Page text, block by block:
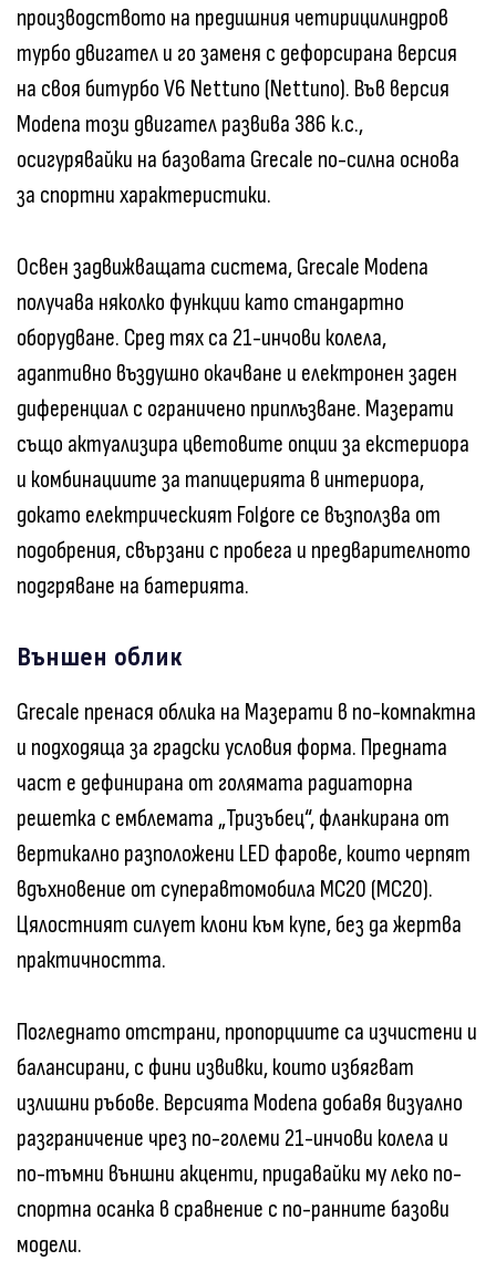
производството на предишния четирицилиндров
турбо двигател и го заменя с дефорсирана версия
на своя битурбо V6 Nettuno (Nettuno). Във версия
Modena този двигател развива 386 к.с.,
осигурявайки на базовата Grecale по-силна основа
за спортни характеристики.
Освен задвижващата система, Grecale Modena
получава няколко функции като стандартно
оборудване. Сред тях са 21-инчови колела,
адаптивно въздушно окачване и електронен заден
диференциал с ограничено приплъзване. Мазерати
също актуализира цветовите опции за екстериора
и комбинациите за тапицерията в интериора,
докато електрическият Folgore се възползва от
подобрения, свързани с пробега и предварителното
подгряване на батерията.
Външен облик
Grecale пренася облика на Мазерати в по-компактна
и подходяща за градски условия форма. Предната
част е дефинирана от голямата радиаторна
решетка с емблемата „Тризъбец“, фланкирана от
вертикално разположени LED фарове, които черпят
вдъхновение от суперавтомобила MC20 (MC20).
Цялостният силует клони към купе, без да жертва
практичността.
Погледнато отстрани, пропорциите са изчистени и
балансирани, с фини извивки, които избягват
излишни ръбове. Версията Modena добавя визуално
разграничение чрез по-големи 21-инчови колела и
по-тъмни външни акценти, придавайки му леко по-
спортна осанка в сравнение с по-ранните базови
модели.